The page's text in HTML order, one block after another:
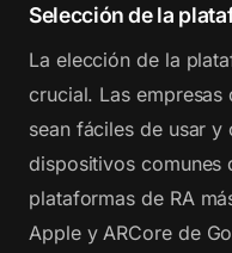
Selección de la
La elección de la
crucial. Las
sean fáciles de usar
dispositivos comunes
plataformas de RA
Apple y ARCore de